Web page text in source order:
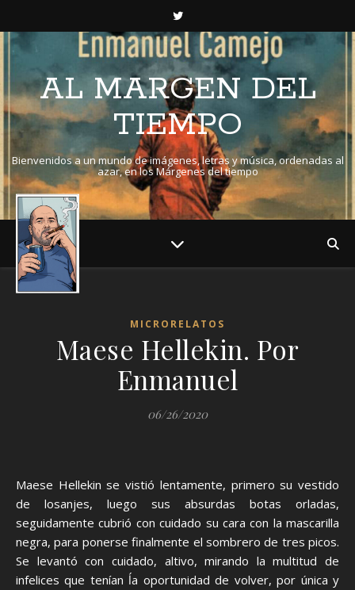
AL MARGEN DEL
TIEMPO
Bienvenidos a un mundo de imágenes, letras y música, ordenadas al
azar, en los Márgenes del tiempo
MICRORELATOS
Maese Hellekin. Por
Enmanuel
06/26/2020
Maese Hellekin se vistió lentamente, primero su vestido
de losanjes, luego sus absurdas botas orladas,
seguidamente cubrió con cuidado su cara con la mascarilla
negra, para ponerse finalmente el sombrero de tres picos.
Se levantó con cuidado, altivo, mirando la multitud de
infelices que tenían ĺa oportunidad de volver, por única y